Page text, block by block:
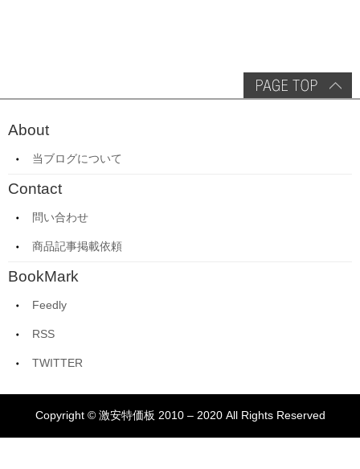
About
当ブログについて
Contact
問い合わせ
商品記事掲載依頼
BookMark
Feedly
RSS
TWITTER
Copyright © 激安特価板 2010 – 2020 All Rights Reserved